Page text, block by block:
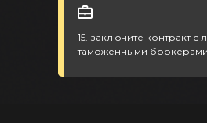
15. заключите контракт с
таможенными брокерами